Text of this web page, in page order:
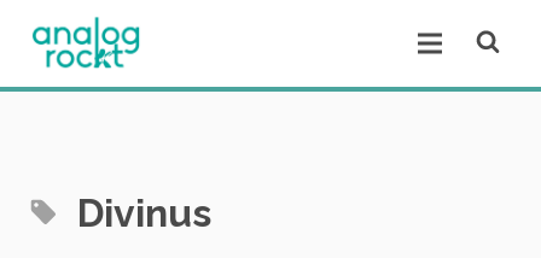
Open menu.
Open
Divinus